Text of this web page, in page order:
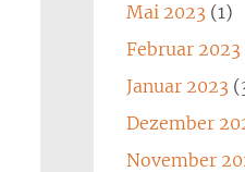
Mai 2023 (1)
Februar 2023
Januar 2023
Dezember
November